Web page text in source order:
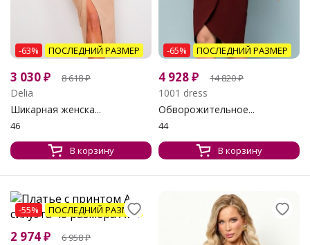
-63% ПОСЛЕДНИЙ РАЗМЕР
3 030₽ 8 618₽
Delia
Шикарная женска...
46
В корзину
-65% ПОСЛЕДНИЙ РАЗМЕР
4 928₽ 14 820₽
1001 dress
Обворожительное...
44
В корзину
-55% ПОСЛЕДНИЙ РАЗМЕР
2 974₽ 6 958₽